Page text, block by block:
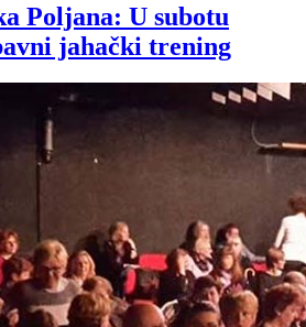
Poljana: U subotu
jahački trening